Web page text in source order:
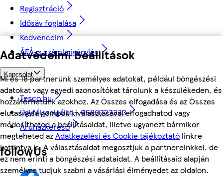
Adatvédelmi beállítások
Mi és 18 partnerünk személyes adatokat, például böngészési
adatokat vagy egyedi azonosítókat tárolunk a készülékeden, és
hozzáférhetünk azokhoz. Az Összes elfogadása és az Összes
elutasítása gombok kiválasztásával elfogadhatod vagy
módosíthatod a beállításaidat, illetve ugyanezt bármikor
megteheted azAdatkezelési és Cookie tájékoztató linkre
kattintva is. A választásaidat megosztjuk a partnereinkkel, de
ez nem érinti a böngészési adataidat. A beállításaid alapján
személyre tudjuk szabni a vásárlási élményedet az oldalon.
Regisztráció
Idősáv foglalása
Kedvenceim
ÁFÁ-s számla igénylés
Kapcsolat
Tesco.hu
Ügyfélszolgálat - 0680222333
Áruházkereső
followUs